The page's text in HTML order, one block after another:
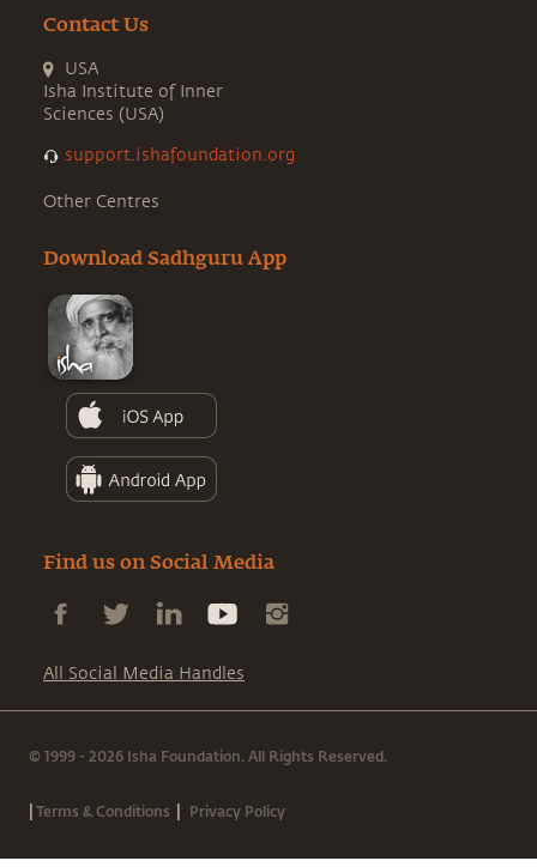
Contact Us
USA
Isha Institute of Inner
Sciences (USA)
support.ishafoundation.org
Other Centres
Download Sadhguru App
Find us on Social Media
All Social Media Handles
© 1999 - 2026 Isha Foundation. All Rights Reserved.
|Terms & Conditions | Privacy Policy